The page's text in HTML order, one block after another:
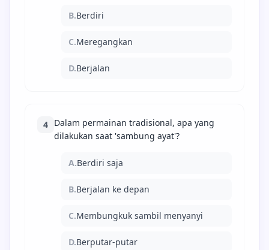
B.Berdiri
C.Meregangkan
D.Berjalan
4 Dalam permainan tradisional, apa yang
dilakukan saat 'sambung ayat'?
A.Berdiri saja
B.Berjalan ke depan
C.Membungkuk sambil menyanyi
D.Berputar-putar